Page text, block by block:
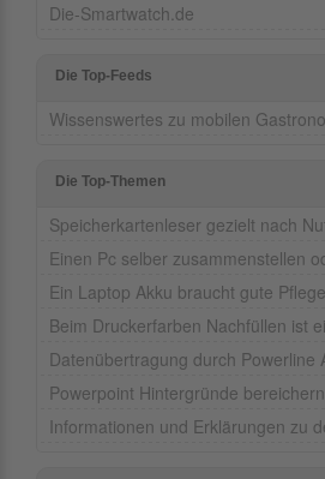
Die-Smartwatch.de
Die Top-Feeds
Wissenswertes zu mobilen
Die Top-Themen
Speicherkartenleser gezielt nach
Einen Pc selber zusammenstellen
Ein Laptop Akku braucht gute
Beim Druckerfarben Nachfüllen ist
Datenübertragung durch Powerline
Powerpoint Hintergründe
Informationen und Erklärungen zu